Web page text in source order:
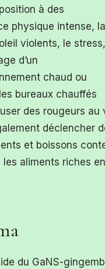
à des
physique intense, la
violents, le stress,
d’un
chaud ou
bureaux chauffés
des rougeurs au
déclencher
et boissons
aliments riches
du GaNS-